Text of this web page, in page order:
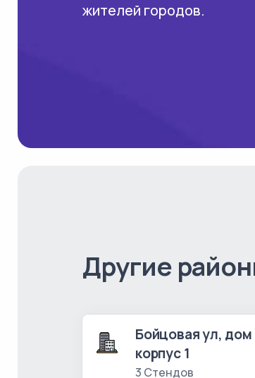
жителей городов.
Другие
Бойцовая ул,
корпус 1
3 Стендов